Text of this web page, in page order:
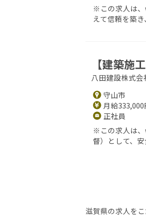
※この求人は、
えて信頼を築き
【建築施
八田建設株式会
守山市
月給
正社員
※この求人は、
督）として、安
滋賀県の求人を